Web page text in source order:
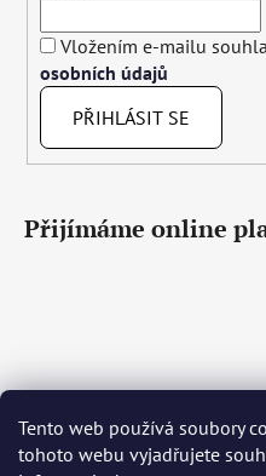
Tento web používá soubory
tohoto webu vyjadřujete
Vložením e-mailu
osobních údajů
PŘIHLÁSIT SE
Přijímáme online
Čeština Slovenčina
Język polski Română